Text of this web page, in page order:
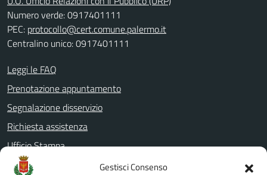
Gestisci Consenso
Numero verde: 0917401111
PEC: protocollo@cert.comune.palermo.it
Centralino unico: 0917401111
Leggi le FAQ
Prenotazione appuntamento
Segnalazione disservizio
Richiesta assistenza
Ufficio Stampa
Amministrazione Trasparente